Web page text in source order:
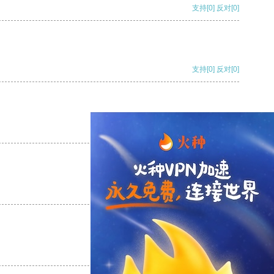
支持[0] 反对[0]
支持[0] 反对[0]
支持[0] 反对[0]
支持[0] 反对